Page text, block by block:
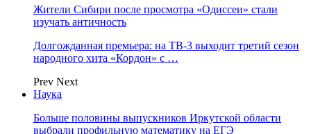
Жители Сибири после просмотра «Одиссеи» стали
изучать античность
Долгожданная премьера: на ТВ-3 выходит третий сезон
народного хита «Кордон» с …
Prev Next
Наука
Больше половины выпускников Иркутской области
выбрали профильную математику на ЕГЭ